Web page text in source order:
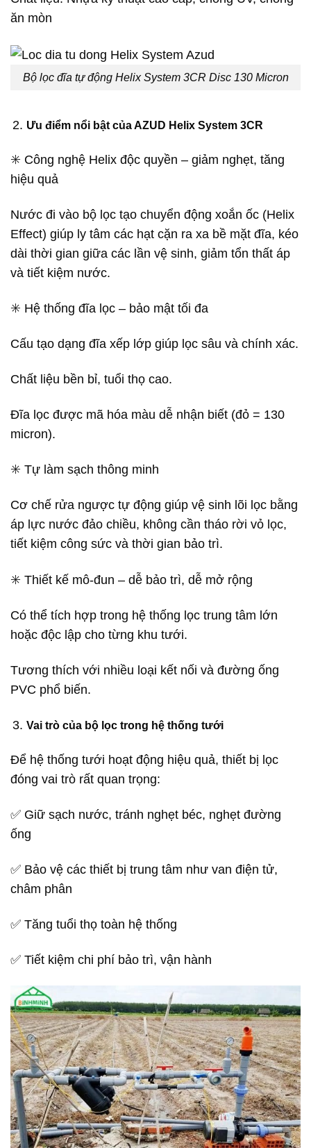
ăn mòn
Bộ lọc đĩa tự động Helix System 3CR Disc 130 Micron
Ưu điểm nổi bật của AZUD Helix System 3CR
✳️ Công nghệ Helix độc quyền – giảm nghẹt, tăng
hiệu quả
Nước đi vào bộ lọc tạo chuyển động xoắn ốc (Helix
Effect) giúp ly tâm các hạt cặn ra xa bề mặt đĩa, kéo
dài thời gian giữa các lần vệ sinh, giảm tổn thất áp
và tiết kiệm nước.
✳️ Hệ thống đĩa lọc – bảo mật tối đa
Cấu tạo dạng đĩa xếp lớp giúp lọc sâu và chính xác.
Chất liệu bền bỉ, tuổi thọ cao.
Đĩa lọc được mã hóa màu dễ nhận biết (đỏ = 130
micron).
✳️ Tự làm sạch thông minh
Cơ chế rửa ngược tự động giúp vệ sinh lõi lọc bằng
áp lực nước đảo chiều, không cần tháo rời vỏ lọc,
tiết kiệm công sức và thời gian bảo trì.
✳️ Thiết kế mô-đun – dễ bảo trì, dễ mở rộng
Có thể tích hợp trong hệ thống lọc trung tâm lớn
hoặc độc lập cho từng khu tưới.
Tương thích với nhiều loại kết nối và đường ống
PVC phổ biến.
Vai trò của bộ lọc trong hệ thống tưới
Để hệ thống tưới hoạt động hiệu quả, thiết bị lọc
đóng vai trò rất quan trọng:
✅ Giữ sạch nước, tránh nghẹt béc, nghẹt đường
ống
✅ Bảo vệ các thiết bị trung tâm như van điện tử,
châm phân
✅ Tăng tuổi thọ toàn hệ thống
✅ Tiết kiệm chi phí bảo trì, vận hành